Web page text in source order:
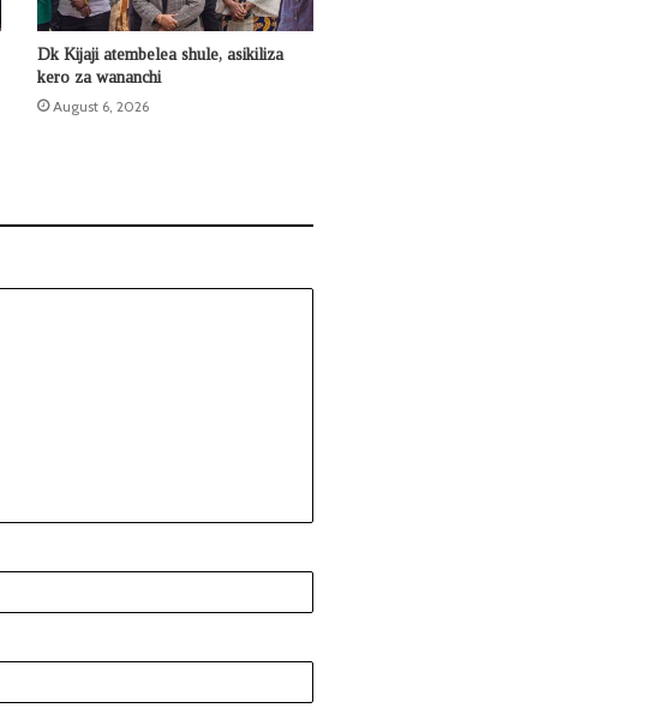
Dk Kijaji atembelea shule, asikiliza
kero za wananchi
August 6, 2026